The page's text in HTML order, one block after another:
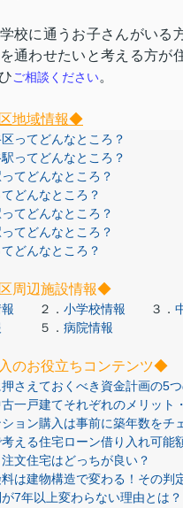
校に通うお子さんがいる
通わせたいと考える方が
ご相談ください。
地域情報◆
ってどんなところ？
ってどんなところ？
てどんなところ？
どんなところ？
てどんなところ？
ってどんなところ？
どんなところ？
周辺施設情報◆
２． 小学校情報 ３．
５． 病院情報
のお役立ちコンテンツ◆
さえておくべき資金計画の5
一戸建てそれぞれのメリット
ョン購入は事前に築年数をチ
える住宅ローン借り入れ可能
文住宅はどっちが良い？
は建物構造で変わる！その判
7年以上変わらない理由とは？